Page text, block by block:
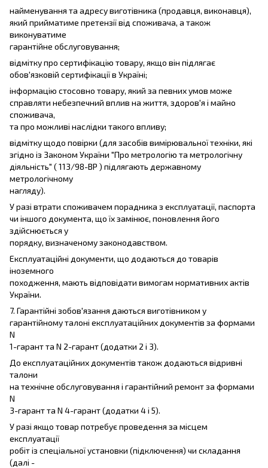
найменування та адресу виготівника (продавця, виконавця),
який прийматиме претензії від споживача, а також
виконуватиме
гарантійне обслуговування;
відмітку про сертифікацію товару, якщо він підлягає
обов'язковій сертифікації в Україні;
інформацію стосовно товару, який за певних умов може
справляти небезпечний вплив на життя, здоров'я і майно
споживача,
та про можливі наслідки такого впливу;
відмітку щодо повірки (для засобів вимірювальної техніки, які
згідно із Законом України "Про метрологію та метрологічну
діяльність" ( 113/98-ВР ) підлягають державному
метрологічному
нагляду).
У разі втрати споживачем порадника з експлуатації, паспорта
чи іншого документа, що їх замінює, поновлення його
здійснюється у
порядку, визначеному законодавством.
Експлуатаційні документи, що додаються до товарів
іноземного
походження, мають відповідати вимогам нормативних актів
України.
7. Гарантійні зобов'язання даються виготівником у
гарантійному талоні експлуатаційних документів за формами
N
1-гарант та N 2-гарант (додатки 2 і 3).
До експлуатаційних документів також додаються відривні
талони
на технічне обслуговування і гарантійний ремонт за формами
N
3-гарант та N 4-гарант (додатки 4 і 5).
У разі якщо товар потребує проведення за місцем
експлуатації
робіт із спеціальної установки (підключення) чи складання
(далі -